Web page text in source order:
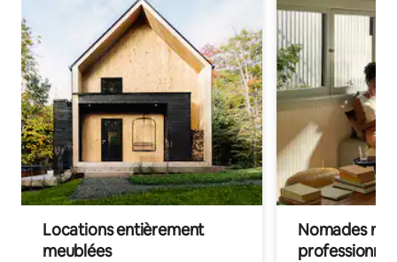
Locations entièrement
meublées
Nomades